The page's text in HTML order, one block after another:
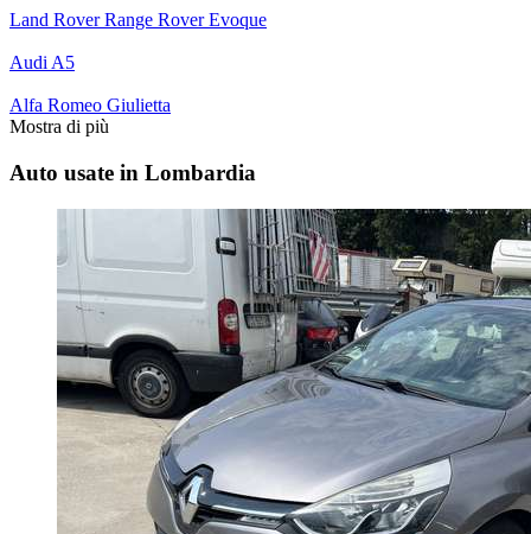
Land Rover Range Rover Evoque
Audi A5
Alfa Romeo Giulietta
Mostra di più
Auto usate in Lombardia